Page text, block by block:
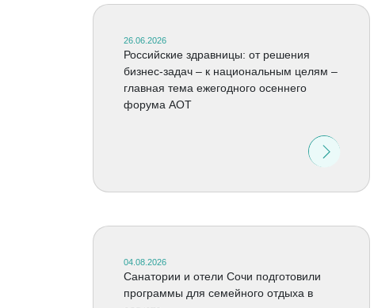
26.06.2026
Российские здравницы: от решения
бизнес-задач – к национальным целям –
главная тема ежегодного осеннего
форума АОТ
04.08.2026
Санатории и отели Сочи подготовили
программы для семейного отдыха в